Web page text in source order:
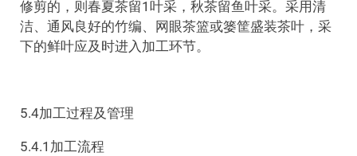
修剪的，则春夏茶留1叶采，秋茶留鱼叶采。采用清
洁、通风良好的竹编、网眼茶篮或篓筐盛装茶叶，采
下的鲜叶应及时进入加工环节。
5.4加工过程及管理
5.4.1加工流程